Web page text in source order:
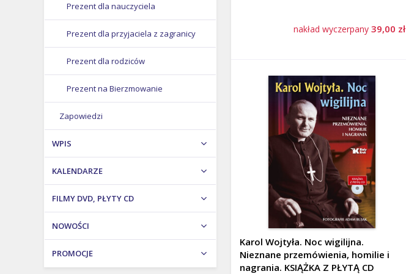
Prezent dla nauczyciela
Prezent dla przyjaciela z zagranicy
Prezent dla rodziców
Prezent na Bierzmowanie
Prezent na Boże Narodzenie
Prezent na Chrzest
Prezent na Dzień Matki
Prezent na Pierwszą Komunię
Prezent na ślub
Prezent na urodziny i imieniny
Zapowiedzi
WPIS
KALENDARZE
FILMY DVD, PŁYTY CD
NOWOŚCI
PROMOCJE
nakład wyczerpany 39,00 zł
Karol Wojtyła. Noc wigilijna.
Nieznane przemówienia, homilie i
nagrania. KSIĄŻKA Z PŁYTĄ CD